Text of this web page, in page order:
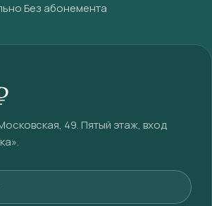
·Без абонемента
49. Пятый этаж, вход